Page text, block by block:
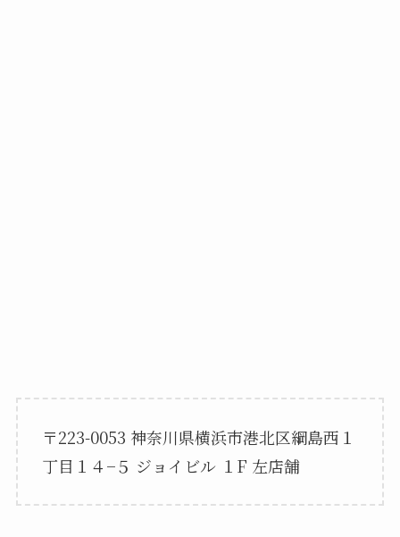
〒223-0053 神奈川県横浜市港北区綱島西１
丁目１４−５ ジョイビル １F 左店舗